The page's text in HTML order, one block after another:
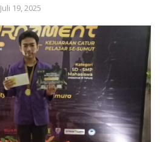
Juli 19, 2025